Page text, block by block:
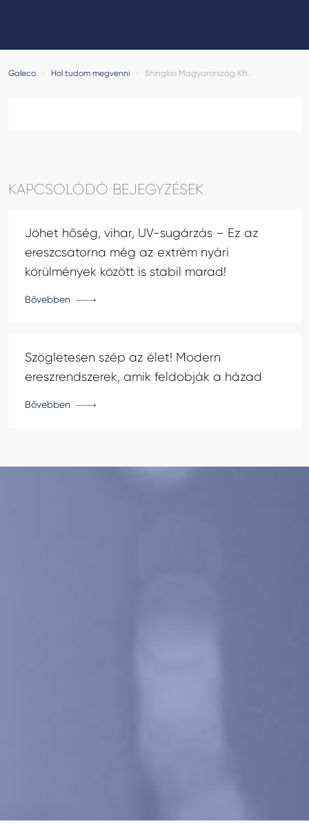
Galeco - Hol tudom megvenni - Shinglas Magyarország Kft.
KAPCSOLÓDÓ BEJEGYZÉSEK
Jöhet hőség, vihar, UV-sugárzás – Ez az
ereszcsatorna még az extrém nyári
körülmények között is stabil marad!
Bővebben
Szögletesen szép az élet! Modern
ereszrendszerek, amik feldobják a házad
Bővebben